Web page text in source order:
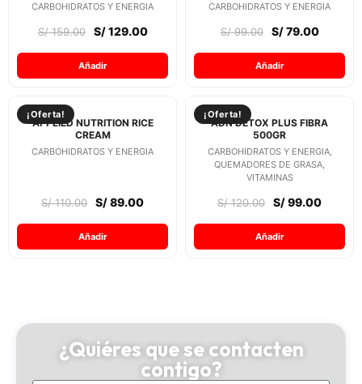
CARBOHIDRATOS Y ENERGIA
S/159.00 S/129.00
Añadir
CARBOHIDRATOS Y ENERGIA
S/99.00 S/79.00
Añadir
¡Oferta!
APPLIED NUTRITION RICE
CREAM
CARBOHIDRATOS Y ENERGIA
S/110.00 S/89.00
Añadir
¡Oferta!
ADN DETOX PLUS FIBRA
500GR
CARBOHIDRATOS Y ENERGIA,
QUEMADORES DE GRASA,
VITAMINAS
S/120.00 S/99.00
Añadir
¿Quiéres que se contacten
contigo?